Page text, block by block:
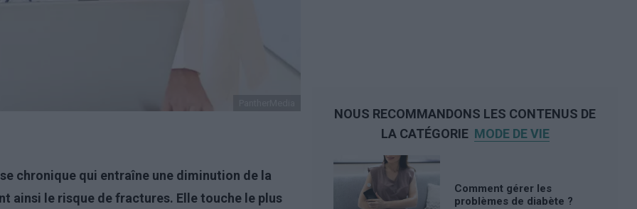
chronique qui entraîne une diminution de la
ainsi le risque de fractures. Elle touche le plus
NOUS RECOMMANDONS LES CONTENUS DE
LA CATÉGORIE MODE DE VIE
Comment gérer les
problèmes de diabète ?